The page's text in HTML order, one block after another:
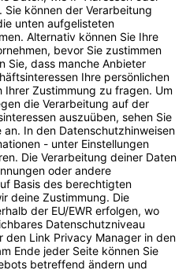
Startseite
Kommende Events
Vergangene Events
Unsere Speaker
Speaker werden
Als Unternehmen dabei
sein
Account erstellen
Podcast